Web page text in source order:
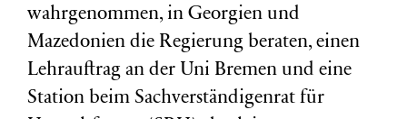
wahrgenommen, in Georgien und
Mazedonien die Regierung beraten, einen
Lehrauftrag an der Uni Bremen und eine
Station beim Sachverständigenrat für